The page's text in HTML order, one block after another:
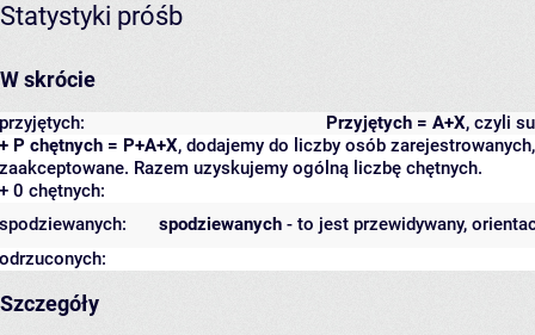
Statystyki próśb
W skrócie
Przyjętych = A+X, czyli
przyjętych:
+ P chętnych = P+A+X, dodajemy do liczby osób
zaakceptowane. Razem uzyskujemy ogólną liczbę chętnych.
+ 0 chętnych:
spodziewanych - to jest przewidywany,
spodziewanych:
odrzuconych:
Szczegóły